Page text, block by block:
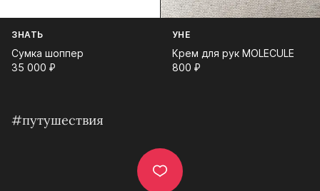
ЗНАТЬ
Сумка шоппер
35 000⁠ ⁠₽
УНЕ
Крем для рук MOLECULE
800⁠ ⁠₽
#путушествия